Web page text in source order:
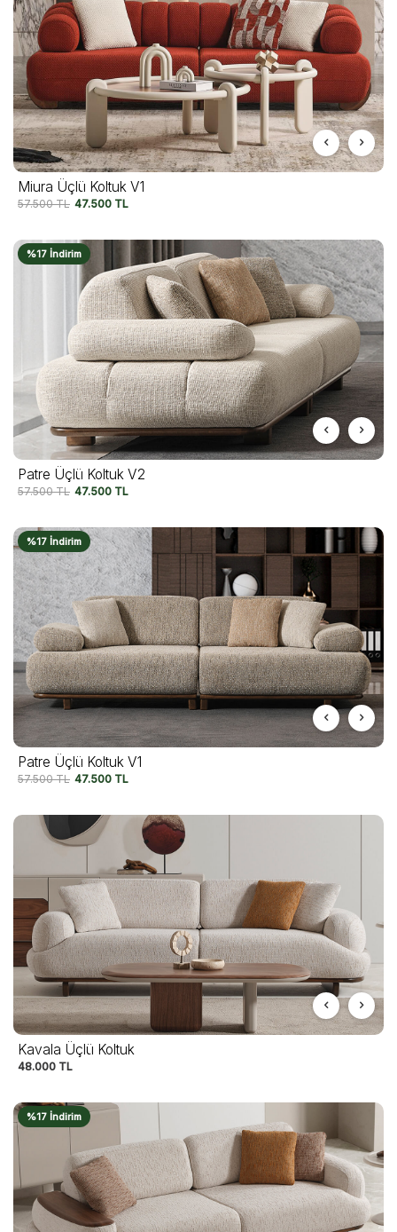
Miura Üçlü Koltuk V1
57.500TL 47.500 TL
%17 İndirim
Patre Üçlü Koltuk V2
57.500TL 47.500 TL
%17 İndirim
Patre Üçlü Koltuk V1
57.500TL 47.500 TL
Kavala Üçlü Koltuk
48.000 TL
%17 İndirim